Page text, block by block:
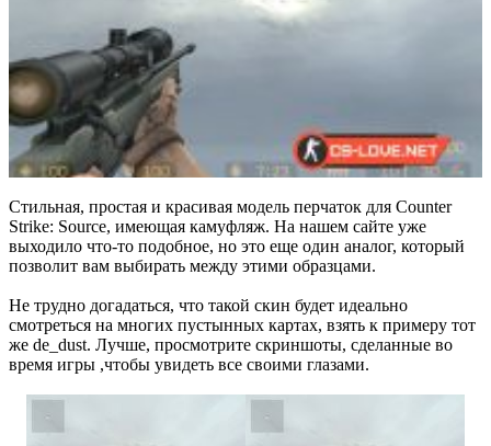
Стильная, простая и красивая модель перчаток для Counter
Strike: Source, имеющая камуфляж. На нашем сайте уже
выходило что-то подобное, но это еще один аналог, который
позволит вам выбирать между этими образцами.
Не трудно догадаться, что такой скин будет идеально
смотреться на многих пустынных картах, взять к примеру тот
же de_dust. Лучше, просмотрите скриншоты, сделанные во
время игры ,чтобы увидеть все своими глазами.